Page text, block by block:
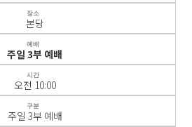
장소
본당
예배
주일 3부 예배
시간
오전 10:00
구분
주일 3부 예배